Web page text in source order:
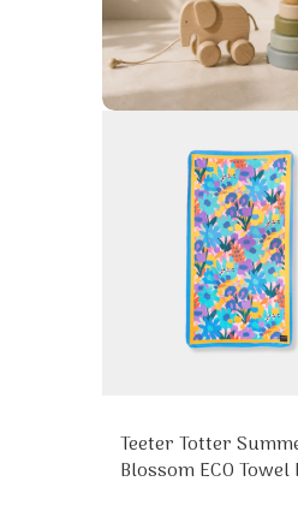
Teeter Totter
Blossom ECO Towel